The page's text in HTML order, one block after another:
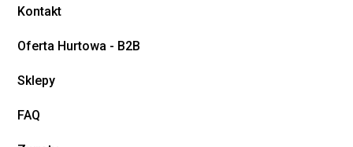
Kontakt
Oferta Hurtowa - B2B
Sklepy
FAQ